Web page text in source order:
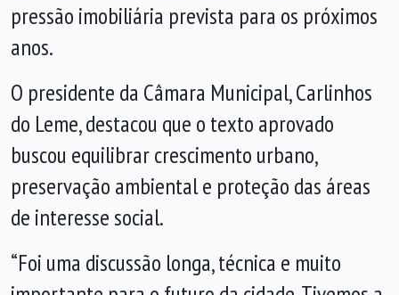
pressão imobiliária prevista para os próximos
anos.
O presidente da Câmara Municipal, Carlinhos
do Leme, destacou que o texto aprovado
buscou equilibrar crescimento urbano,
preservação ambiental e proteção das áreas
de interesse social.
“Foi uma discussão longa, técnica e muito